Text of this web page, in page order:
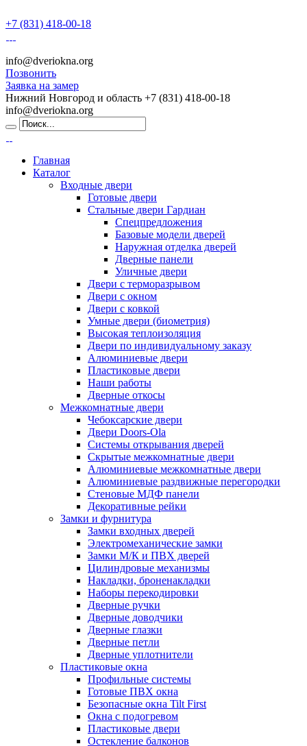
+7 (831) 418-00-18
info@dveriokna.org
Позвонить
Заявка на замер
Нижний Новгород и область +7 (831) 418-00-18
info@dveriokna.org
Главная
Каталог
Входные двери
Готовые двери
Стальные двери Гардиан
Спецпредложения
Базовые модели дверей
Наружная отделка дверей
Дверные панели
Уличные двери
Двери с терморазрывом
Двери с окном
Двери с ковкой
Умные двери (биометрия)
Высокая теплоизоляция
Двери по индивидуальному заказу
Алюминиевые двери
Пластиковые двери
Наши работы
Дверные откосы
Межкомнатные двери
Чебоксарские двери
Двери Doors-Ola
Системы открывания дверей
Скрытые межкомнатные двери
Алюминиевые межкомнатные двери
Алюминиевые раздвижные перегородки
Стеновые МДФ панели
Декоративные рейки
Замки и фурнитура
Замки входных дверей
Электромеханические замки
Замки М/К и ПВХ дверей
Цилиндровые механизмы
Накладки, броненакладки
Наборы перекодировки
Дверные ручки
Дверные доводчики
Дверные глазки
Дверные петли
Дверные уплотнители
Пластиковые окна
Профильные системы
Готовые ПВХ окна
Безопасные окна Tilt First
Окна с подогревом
Пластиковые двери
Остекление балконов